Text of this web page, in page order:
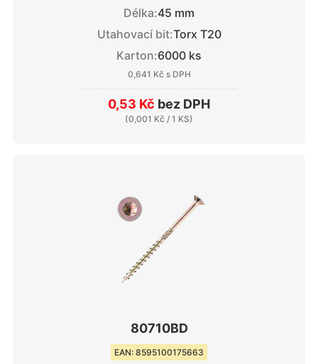
Délka:45 mm
Utahovací bit:Torx T20
Karton:6000 ks
0,641 Kč s DPH
0,53 Kč bez DPH
(0,001 Kč / 1 KS)
80710BD
EAN: 8595100175663